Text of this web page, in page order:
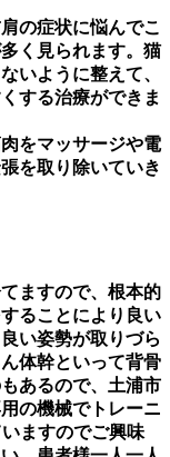
の症状に悩んでこ
く見られます。猫
いように整えて、
する治療ができま
をマッサージや電
を取り除いていき
ますので、根本的
ることにより良い
い姿勢が取りづら
体幹といって背骨
あるので、土浦市
の機械でトレーニ
ますのでご興味